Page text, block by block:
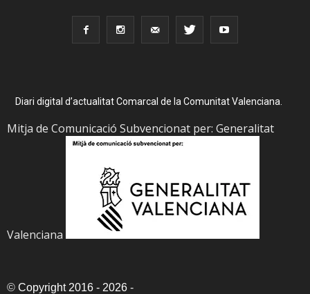
Diari digital d’actualitat Comarcal de la Comunitat Valenciana.
Mitja de Comunicació Subvencionat per: Generalitat
Valenciana
© Copyright 2016 - 2026 -